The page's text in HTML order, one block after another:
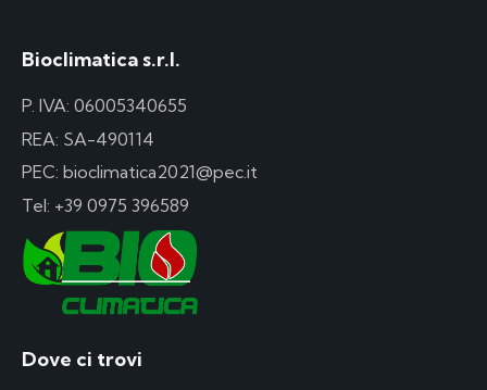
Bioclimatica s.r.l.
P. IVA: 06005340655
REA: SA-490114
PEC: bioclimatica2021@pec.it
Tel: +39 0975 396589
Dove ci trovi